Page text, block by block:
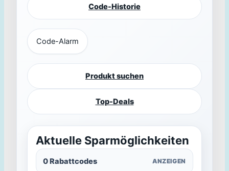
Code-Historie
Code-Alarm
Produkt suchen
Top-Deals
Aktuelle Sparmöglichkeiten
0 Rabattcodes ANZEIGEN